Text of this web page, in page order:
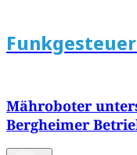
Mähroboter
Bergheimer